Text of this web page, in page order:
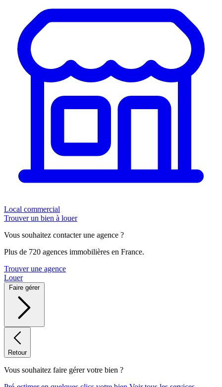
Local commercial
Trouver un bien à louer
Vous souhaitez contacter une agence ?
Plus de 720 agences immobilières en France.
Trouver une agence
Louer
Faire gérer
Retour
Vous souhaitez faire gérer votre bien ?